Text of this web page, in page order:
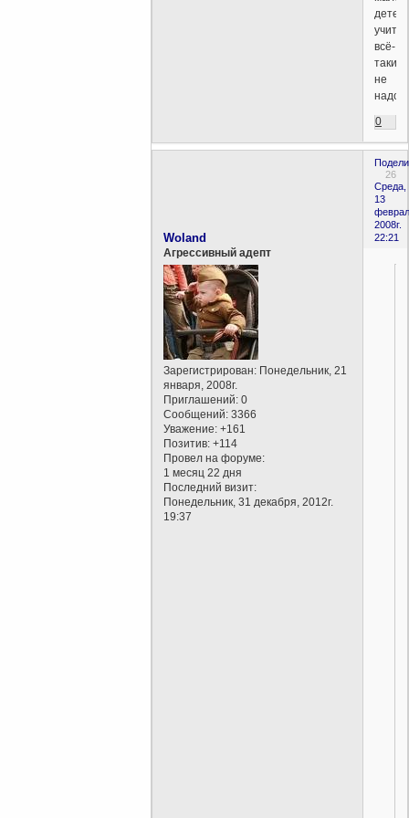
детей
учить
всё-
таки
не
надо.
0
26
Среда,
13
2008г.
22:21
Woland
Агрессивный адепт
Зарегистрирован: Понедельник, 21
января, 2008г.
Приглашений: 0
Сообщений: 3366
Уважение: +161
Позитив: +114
Провел на форуме:
1 месяц 22 дня
Последний визит:
Понедельник, 31 декабря, 2012г.
19:37